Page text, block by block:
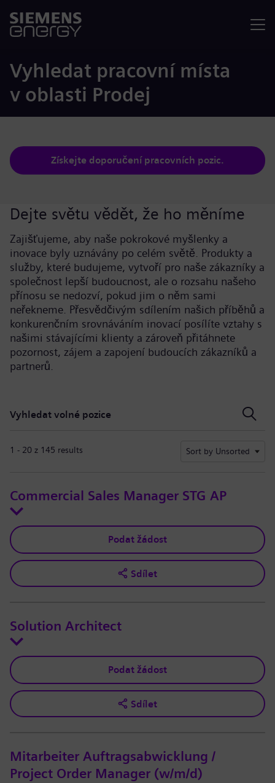
Vyhledat pracovní místa
v oblasti Prodej
Získejte doporučení pracovních pozic.
Dejte světu vědět, že ho měníme
Zajišťujeme, aby naše pokrokové myšlenky a
inovace byly uznávány po celém světě. Produkty a
služby, které budujeme, vytvoří pro naše zákazníky a
společnost lepší budoucnost, ale o rozsahu našeho
přínosu se nedozví, pokud jim o něm sami
neřekneme. Přesvědčivým sdílením našich příběhů a
konkurenčním srovnáváním inovací posílíte vztahy s
našimi stávajícími klienty a zároveň přitáhnete
pozornost, zájem a zapojení budoucích zákazníků a
partnerů.
Vyhledat volné pozice
1 - 20 z 145 results Sort by Unsorted
Commercial Sales Manager STG AP
Podat žádost
Sdílet
Solution Architect
Podat žádost
Sdílet
Mitarbeiter Auftragsabwicklung /
Project Order Manager (w/m/d)